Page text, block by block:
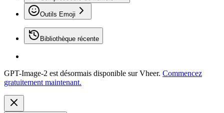
Outils Emoji
Bibliothèque récente
GPT-Image-2 est désormais disponible sur Vheer. Commencez
gratuitement maintenant.